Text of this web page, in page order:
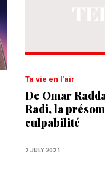
Ta vie en l'air
De Omar
Radi, la
culpabilité
2 JULY 2021